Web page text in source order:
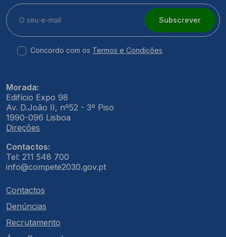
Subscrever
Concordo com os Termos e Condições
Morada:
Edifício Expo 98
Av. D.João II, nº52 - 3º Piso
1990-096 Lisboa
Direções
Contactos:
Tel: 211 548 700
info@compete2030.gov.pt
Contactos
Denúncias
Recrutamento